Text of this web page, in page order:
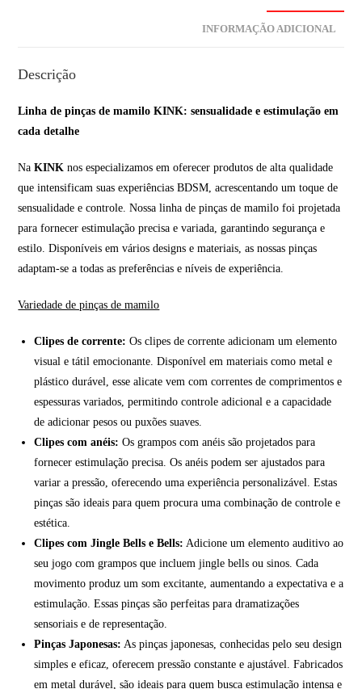
INFORMAÇÃO ADICIONAL
Descrição
Linha de pinças de mamilo KINK: sensualidade e estimulação em
cada detalhe
NaKINK nos especializamos em oferecer produtos de alta qualidade
que intensificam suas experiências BDSM, acrescentando um toque de
sensualidade e controle. Nossa linha de pinças de mamilo foi projetada
para fornecer estimulação precisa e variada, garantindo segurança e
estilo. Disponíveis em vários designs e materiais, as nossas pinças
adaptam-se a todas as preferências e níveis de experiência.
Variedade de pinças de mamilo
Clipes de corrente: Os clipes de corrente adicionam um elemento
visual e tátil emocionante. Disponível em materiais como metal e
plástico durável, esse alicate vem com correntes de comprimentos e
espessuras variados, permitindo controle adicional e a capacidade
de adicionar pesos ou puxões suaves.
Clipes com anéis: Os grampos com anéis são projetados para
fornecer estimulação precisa. Os anéis podem ser ajustados para
variar a pressão, oferecendo uma experiência personalizável. Estas
pinças são ideais para quem procura uma combinação de controle e
estética.
Clipes com Jingle Bells e Bells: Adicione um elemento auditivo ao
seu jogo com grampos que incluem jingle bells ou sinos. Cada
movimento produz um som excitante, aumentando a expectativa e a
estimulação. Essas pinças são perfeitas para dramatizações
sensoriais e de representação.
Pinças Japonesas: As pinças japonesas, conhecidas pelo seu design
simples e eficaz, oferecem pressão constante e ajustável. Fabricados
em metal durável, são ideais para quem busca estimulação intensa e